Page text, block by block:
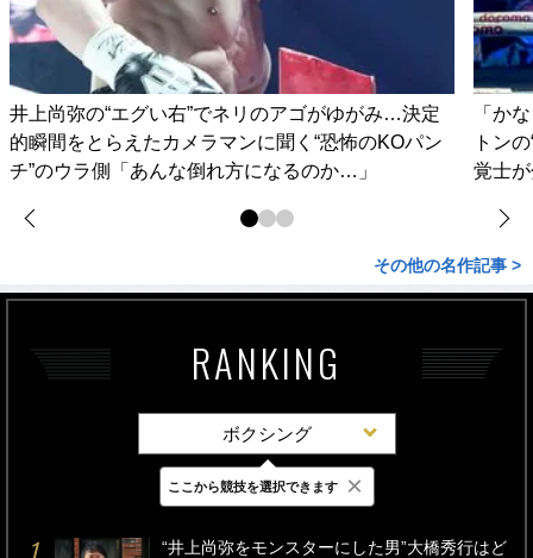
井上尚弥の“エグい右”でネリのアゴがゆがみ…決定
的瞬間をとらえたカメラマンに聞く“恐怖のKOパン
チ”のウラ側「あんな倒れ方になるのか…」
「か
トン
覚士
その他の名作記事 >
RANKING
ボクシング
最新 24時間 週間
“井上尚弥をモンスターにした男”大橋秀行はど
ここから競技を選択できます ×